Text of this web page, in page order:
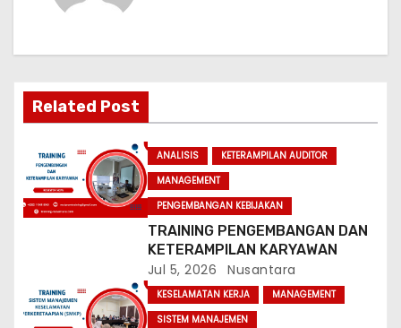
v
i
g
a
o
Related Post
ANALISIS
KETERAMPILAN AUDITOR
MANAGEMENT
PENGEMBANGAN KEBIJAKAN
TRAINING PENGEMBANGAN DAN
KETERAMPILAN KARYAWAN
Jul 5, 2026 Nusantara
KESELAMATAN KERJA
MANAGEMENT
SISTEM MANAJEMEN